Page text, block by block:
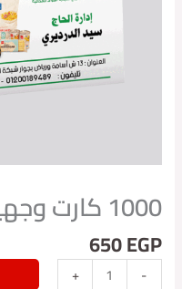
1000 كارت وجهين
650EGP
-
+